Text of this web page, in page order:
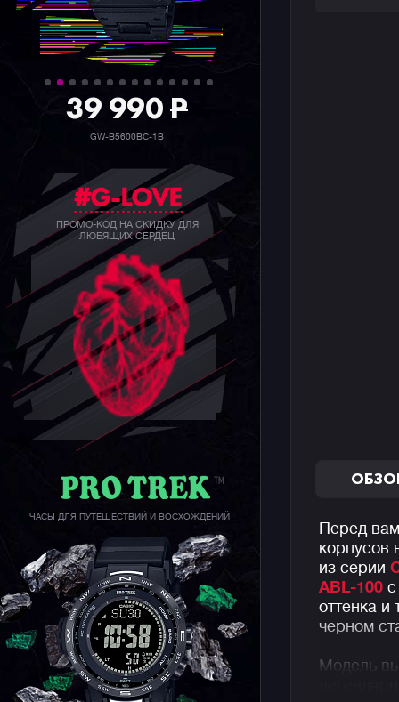
39 990P
GW-B5600BC-1B
#G-LOVE
ПРОМО-КОД НА СКИДКУ ДЛЯ
ЛЮБЯЩИХ СЕРДЕЦ
ЧАСЫ ДЛЯ ПУТЕШЕСТВИЙ И ВОСХОЖДЕНИЙ
Перед
корпусов
из серии
ABL-100 с
оттенка
черном
Модель